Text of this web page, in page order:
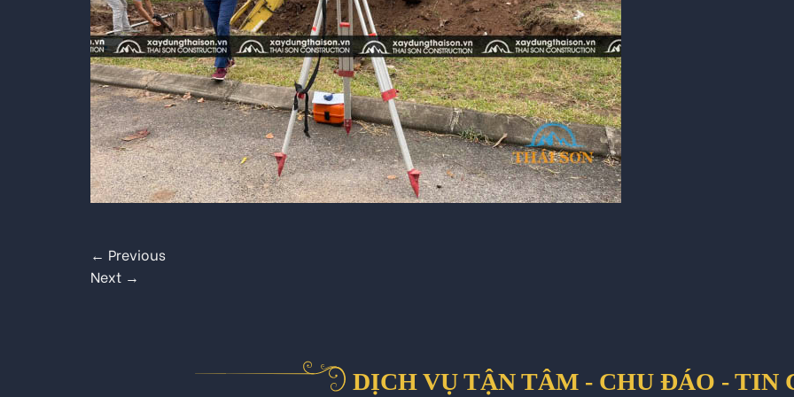
← Previous
Next →
DỊCH VỤ TẬN TÂM - CHU ĐÁO - TIN